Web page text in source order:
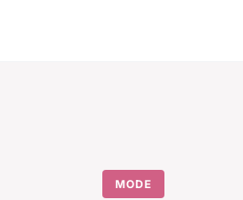
MODE